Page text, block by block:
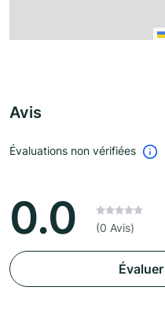
Avis
Évaluations non vérifiées
0.0 (0 Avis)